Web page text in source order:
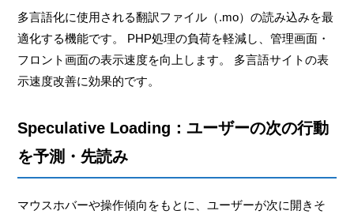
多言語化に使用される翻訳ファイル（.mo）の読み込みを最
適化する機能です。 PHP処理の負荷を軽減し、管理画面・
フロント画面の表示速度を向上します。 多言語サイトの表
示速度改善に効果的です。
Speculative Loading：ユーザーの次の行動
を予測・先読み
マウスホバーや操作傾向をもとに、ユーザーが次に開きそ